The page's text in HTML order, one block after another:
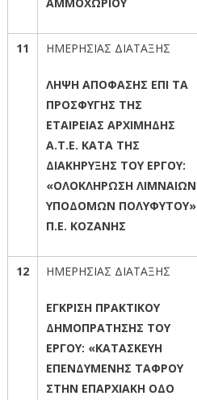
11 ΗΜΕΡΗΣΙΑΣ ΔΙΑΤΑΞΗΣ
ΛΗΨΗ ΑΠΟΦΑΣΗΣ ΕΠΙ ΤΑ
ΠΡΟΣΦΥΓΗΣ ΤΗΣ
ΕΤΑΙΡΕΙΑΣ ΑΡΧΙΜΗΔΗΣ
Α.Τ.Ε. ΚΑΤΑ ΤΗΣ
ΔΙΑΚΗΡΥΞΗΣ ΤΟΥ ΕΡΓΟΥ:
«ΟΛΟΚΛΗΡΩΣΗ ΛΙΜΝΑΙΩΝ
ΥΠΟΔΟΜΩΝ ΠΟΛΥΦΥΤΟΥ»
Π.Ε. ΚΟΖΑΝΗΣ
12 ΗΜΕΡΗΣΙΑΣ ΔΙΑΤΑΞΗΣ
ΕΓΚΡΙΣΗ ΠΡΑΚΤΙΚΟΥ
ΔΗΜΟΠΡΑΤΗΣΗΣ ΤΟΥ
ΕΡΓΟΥ: «ΚΑΤΑΣΚΕΥΗ
ΕΠΕΝΔΥΜΕΝΗΣ ΤΑΦΡΟΥ
ΣΤΗΝ ΕΠΑΡΧΙΑΚΗ ΟΔΟ